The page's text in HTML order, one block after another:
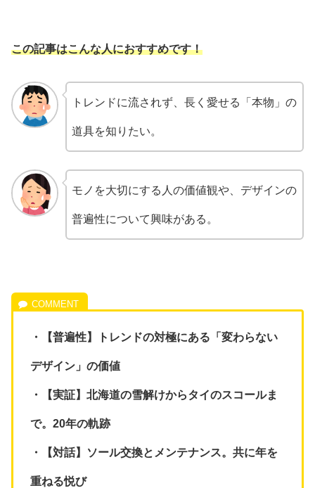
この記事はこんな人におすすめです！
トレンドに流されず、長く愛せる「本物」の
道具を知りたい。
モノを大切にする人の価値観や、デザインの
普遍性について興味がある。
・【普遍性】トレンドの対極にある「変わらない
デザイン」の価値
・【実証】北海道の雪解けからタイのスコールま
で。20年の軌跡
・【対話】ソール交換とメンテナンス。共に年を
重ねる悦び